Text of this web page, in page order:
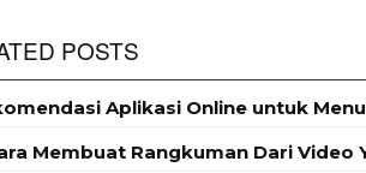
POSTS
Aplikasi Online untuk
Membuat Rangkuman Dari Video